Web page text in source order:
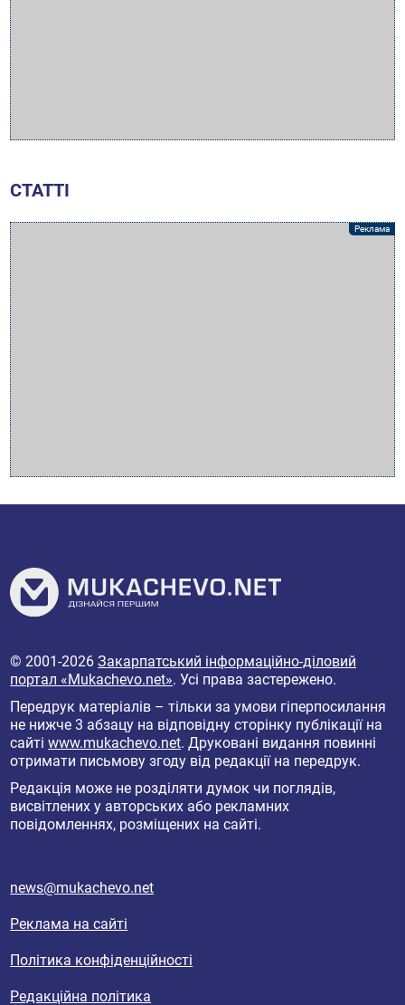
СТАТТІ
© 2001-2026Закарпатський інформаційно-діловий
портал «Mukachevo.net». Усі права застережено.
Передрук матеріалів – тільки за умови гіперпосилання
не нижче 3 абзацу на відповідну сторінку публікації на
сайтіwww.mukachevo.net. Друковані видання повинні
отримати письмову згоду від редакції на передрук.
Редакція може не розділяти думок чи поглядів,
висвітлених у авторських або рекламних
повідомленнях, розміщених на сайті.
news@mukachevo.net
Реклама на сайті
Політика конфіденційності
Редакційна політика